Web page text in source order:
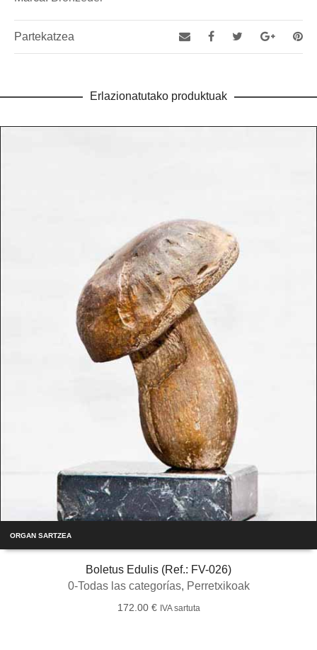
Partekatzea
Erlazionatutako produktuak
ORGAN SARTZEA
Boletus Edulis (Ref.: FV-026)
0-Todas las categorías, Perretxikoak
172.00 € IVA sartuta